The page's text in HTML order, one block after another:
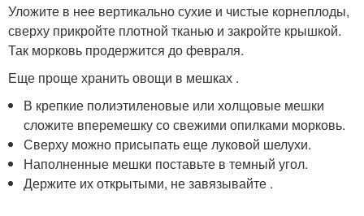
Уложите в нее вертикально сухие и чистые корнеплоды,
сверху прикройте плотной тканью и закройте крышкой.
Так морковь продержится до февраля.
Еще проще хранить овощи в мешках .
В крепкие полиэтиленовые или холщовые мешки
сложите вперемешку со свежими опилками морковь.
Сверху можно присыпать еще луковой шелухи.
Наполненные мешки поставьте в темный угол.
Держите их открытыми, не завязывайте .